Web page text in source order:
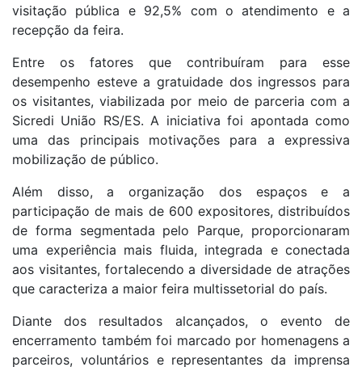
visitação pública e 92,5% com o atendimento e a
recepção da feira.
Entre os fatores que contribuíram para esse
desempenho esteve a gratuidade dos ingressos para
os visitantes, viabilizada por meio de parceria com a
Sicredi União RS/ES. A iniciativa foi apontada como
uma das principais motivações para a expressiva
mobilização de público.
Além disso, a organização dos espaços e a
participação de mais de 600 expositores, distribuídos
de forma segmentada pelo Parque, proporcionaram
uma experiência mais fluida, integrada e conectada
aos visitantes, fortalecendo a diversidade de atrações
que caracteriza a maior feira multissetorial do país.
Diante dos resultados alcançados, o evento de
encerramento também foi marcado por homenagens a
parceiros, voluntários e representantes da imprensa